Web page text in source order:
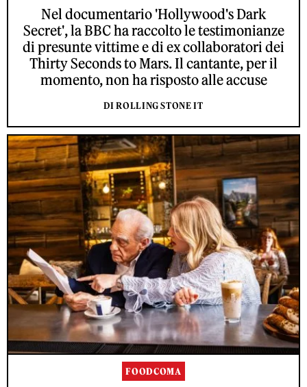
Nel documentario 'Hollywood's Dark
Secret', la BBC ha raccolto le testimonianze
di presunte vittime e di ex collaboratori dei
Thirty Seconds to Mars. Il cantante, per il
momento, non ha risposto alle accuse
DI ROLLING STONE IT
FOODCOMA